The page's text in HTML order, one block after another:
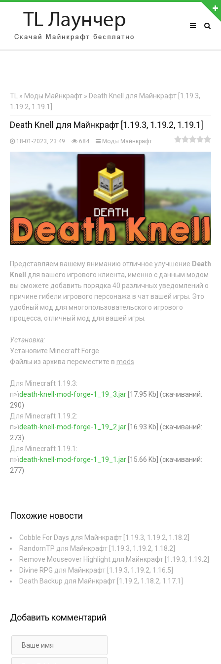
АВТОРИЗАЦИЯ НА САЙТЕ
Регистрация
TL » Моды Майнкрафт » Death Knell для Майнкрафт [1.19.3,
1.19.2, 1.19.1]
Death Knell для Майнкрафт [1.19.3, 1.19.2, 1.19.1]
18-01-2023, 23:49 684 Моды Майнкрафт
Представляем вашему вниманию отличное улучшение Death
Knell
для вашего игрового клиента, именно с данным модом
вы сможете добавить порядка 40 различных уведомлений о
причине гибели игрового персонажа в чат вашей игры. Это
удобный мод для многопользовательского игрового
процесса, отличный мод для вашей игры.
Установка:
Установите Minecraft Forge
Файлы из архива переместите в mods
Для Minecraft 1.19.3:
п»їdeath-knell-mod-forge-1_19_3.jar [17.95 Kb] (cкачиваний:
290)
Для Minecraft 1.19.2:
п»їdeath-knell-mod-forge-1_19_2.jar [16.93 Kb] (cкачиваний:
273)
Для Minecraft 1.19.1:
п»їdeath-knell-mod-forge-1_19_1.jar [15.66 Kb] (cкачиваний:
277)
Похожие новости
Cobble For Days для Майнкрафт [1.19.3, 1.19.2, 1.18.2]
RandomTP для Майнкрафт [1.19.3, 1.19.2, 1.18.2]
Remove Mouseover Highlight для Майнкрафт [1.19.3, 1.19.2]
Divine RPG для Майнкрафт [1.19.3, 1.19.2, 1.16.5]
Death Backup для Майнкрафт [1.19.2, 1.18.2, 1.17.1]
Добавить комментарий